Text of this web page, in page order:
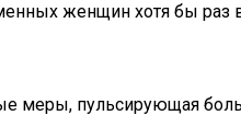
женщин хотя бы раз
меры, пульсирующая